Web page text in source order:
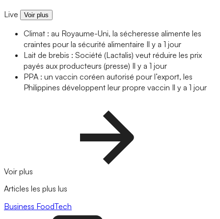
Live Voir plus
Climat : au Royaume-Uni, la sécheresse alimente les
craintes pour la sécurité alimentaire Il y a 1 jour
Lait de brebis : Société (Lactalis) veut réduire les prix
payés aux producteurs (presse) Il y a 1 jour
PPA : un vaccin coréen autorisé pour l’export, les
Philippines développent leur propre vaccin Il y a 1 jour
Voir plus
Articles les plus lus
Business FoodTech